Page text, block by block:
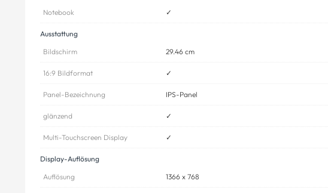
Notebook
✓
Ausstattung
Bildschirm
29.46 cm
16:9 Bildformat ✓
Panel-Bezeichnung IPS-Panel
glänzend ✓
Multi-Touchscreen Display ✓
Display-Auflösung
Auflösung
1366 x 768